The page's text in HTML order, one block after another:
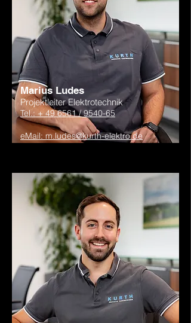
Marius Ludes
Projektleiter Elektrotechnik
Tel.: + 49 6561 / 9540-65
eMail: m.ludes@kurth-elektro.de